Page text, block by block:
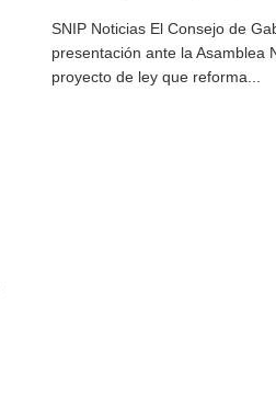
SNIP Noticias El Consejo de
presentación ante la Asamblea
proyecto de ley que reforma...